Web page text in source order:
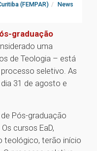
(FEMPAR) News
graduação
uma
de Teologia – está
seletivo. As
31 de agosto e
Pós-graduação
cursos EaD,
teológico, terão início